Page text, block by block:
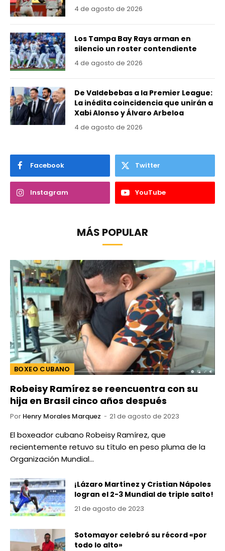
4 de agosto de 2026
Los Tampa Bay Rays arman en
silencio un roster contendiente
4 de agosto de 2026
De Valdebebas a la Premier League:
La inédita coincidencia que unirán a
Xabi Alonso y Álvaro Arbeloa
4 de agosto de 2026
Facebook Twitter
Instagram YouTube
MÁS POPULAR
BOXEO CUBANO
Robeisy Ramírez se reencuentra con su
hija en Brasil cinco años después
Por Henry Morales Marquez 21 de agosto de 2023
El boxeador cubano Robeisy Ramírez, que
recientemente retuvo su título en peso pluma de la
Organización Mundial…
¡Lázaro Martínez y Cristian Nápoles
logran el 2-3 Mundial de triple salto!
21 de agosto de 2023
Sotomayor celebró su récord «por
todo lo alto»